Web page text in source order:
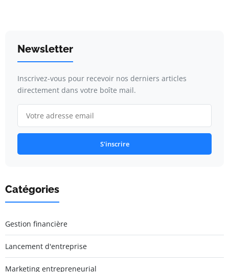
Newsletter
Inscrivez-vous pour recevoir nos derniers articles
directement dans votre boîte mail.
S'inscrire
Catégories
Gestion financière
Lancement d'entreprise
Marketing entrepreneurial